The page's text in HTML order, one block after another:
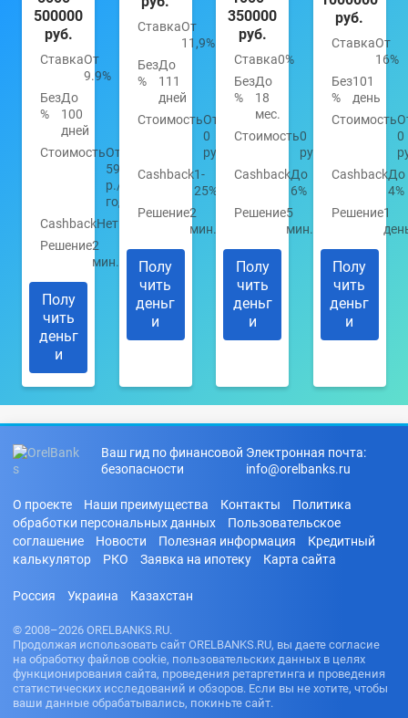
500000
руб.
СтавкаОт
9.9%
Без
%
До
100
дней
СтоимостьОт
590
р./
год
CashbackНет
Решение2
мин.
Полу
чить
деньг
и
СтавкаОт
11,9%
Без
%
До
111
дней
СтоимостьОт
0
руб.
Cashback1-
25%
Решение2
мин.
Полу
чить
деньг
и
350000
руб.
Ставка0%
Без
%
До
18
мес.
Стоимость0
руб.
CashbackДо
6%
Решение5
мин.
Полу
чить
деньг
и
руб.
СтавкаОт
16%
Без
%
101
день
Стоимость
0
CashbackДо
4%
Решение1
Полу
чить
деньг
и
Ваш гид по финансовой
безопасности
Электронная почта:
info@orelbanks.ru
О проекте Наши преимущества Контакты
Политика
обработки персональных данных
Пользовательское
соглашение
Новости Полезная информация
Кредитный
калькулятор
РКО Заявка на ипотеку Карта сайта
Россия Украина Казахстан
© 2008–2026 ORELBANKS.RU.
Продолжая использовать сайт ORELBANKS.RU, вы даете согласие
на обработку файлов cookie, пользовательских данных в целях
функционирования сайта, проведения ретаргетинга и проведения
статистических исследований и обзоров. Если вы не хотите, чтобы
ваши данные обрабатывались, покиньте сайт.